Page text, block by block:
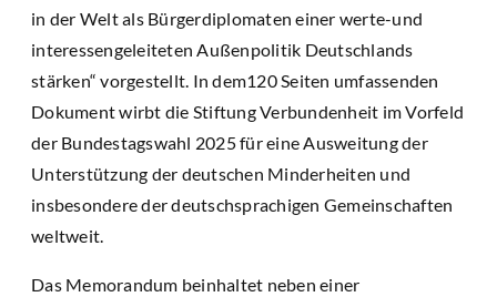
in der Welt als Bürgerdiplomaten einer werte-und
interessengeleiteten Außenpolitik Deutschlands
stärken“ vorgestellt. In dem120 Seiten umfassenden
Dokument wirbt die Stiftung Verbundenheit im Vorfeld
der Bundestagswahl 2025 für eine Ausweitung der
Unterstützung der deutschen Minderheiten und
insbesondere der deutschsprachigen Gemeinschaften
weltweit.
Das Memorandum beinhaltet neben einer